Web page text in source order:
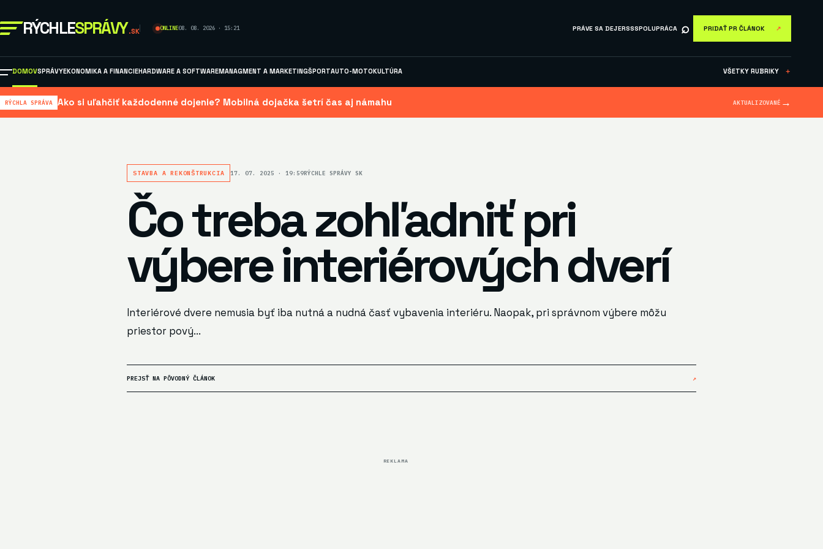
RÝCHLESPRÁVY .SK ONLINE08. 08. 2026 · 15:21 PRÁVE SA DEJERSSSPOLUPRÁCA ⌕ PRIDAŤ PR ČLÁNOK ↗
DOMOVSPRÁVYEKONOMIKA A FINANCIEHARDWARE A SOFTWAREMANAGMENT A MARKETINGŠPORTAUTO-MOTOKULTÚRA VŠETKY RUBRIKY ＋
RÝCHLA SPRÁVA Ako si uľahčiť každodenné dojenie? Mobilná dojačka šetrí čas aj námahu AKTUALIZOVANÉ →
STAVBA A REKONŠTRUKCIA 17. 07. 2025 · 19:59RÝCHLE SPRÁVY SK
Čo treba zohľadniť pri
výbere interiérových dverí
Interiérové dvere nemusia byť iba nutná a nudná časť vybavenia interiéru. Naopak, pri správnom výbere môžu
priestor pový...
PREJSŤ NA PÔVODNÝ ČLÁNOK ↗
REKLAMA